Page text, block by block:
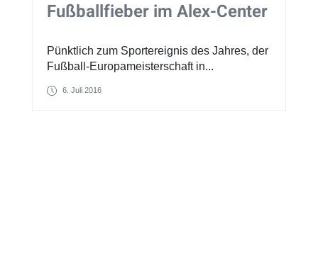
Fußballfieber im Alex-Center
Pünktlich zum Sportereignis des Jahres, der
Fußball-Europameisterschaft in...
6. Juli 2016